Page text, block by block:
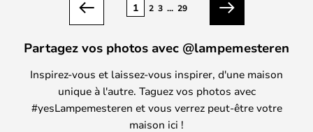
Précédent
1 2 3 ... 29
Suivant
Partagez vos photos avec @lampemesteren
Inspirez-vous et laissez-vous inspirer, d'une maison
unique à l'autre. Taguez vos photos avec
#yesLampemesteren et vous verrez peut-être votre
maison ici !